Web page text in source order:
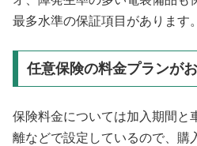
最多水準の保証項目があります。
任意保険の料金プランが
保険料金については加入期間と
離などで設定しているので、購